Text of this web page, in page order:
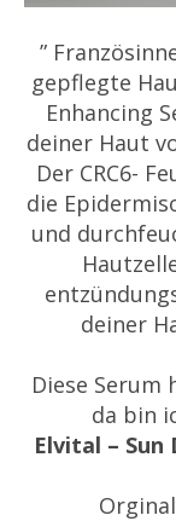
”
gepflegte
Enhancing
deiner Haut
Der CRC6-
die
und
deiner
Diese
da bin
Elvital – Sun